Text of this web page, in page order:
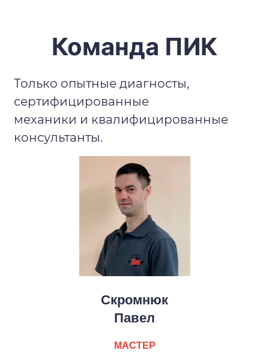
Команда ПИК
Только опытные диагносты,
сертифицированные
механики и квалифицированные
консультанты.
Скромнюк
Павел
МАСТЕР